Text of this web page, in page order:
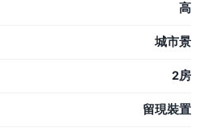
高
城市景
2房
留現裝置